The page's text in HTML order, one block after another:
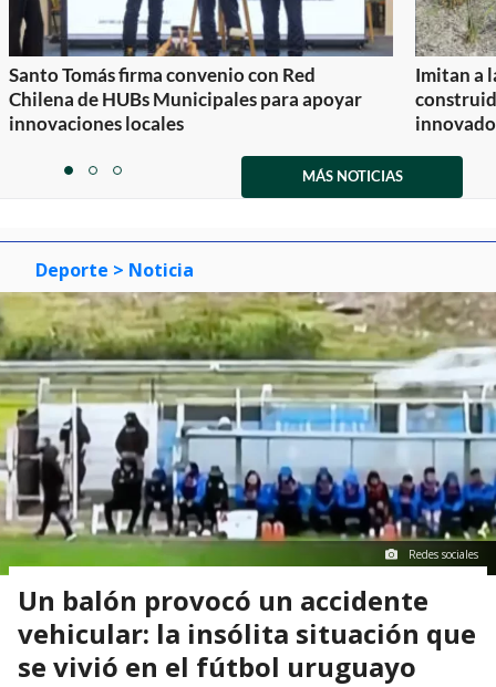
Santo Tomás firma convenio con Red
Chilena de HUBs Municipales para apoyar
innovaciones locales
Imitan a
itemitemitem
MÁS NOTICIAS
Deporte > Noticia
Redes sociales
Un balón provocó un accidente
vehicular: la insólita situación que
se vivió en el fútbol uruguayo